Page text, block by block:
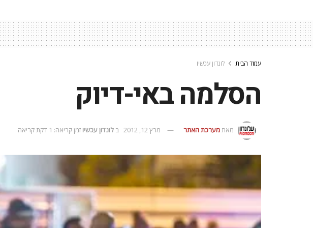
עמוד הבית לונדון עכשיו
הסלמה באי-דיוק
מאתמערכת האתר מרץ 12, 2012 ב לונדון עכשיו זמן קריאה: 1 דקת קריאה